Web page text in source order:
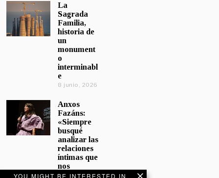
YOU MIGHT BE INTERESTED IN
La
Sagrada
Familia,
historia de
un
monument
o
interminabl
e
8 junio, 2026
Anxos
Fazáns:
«Siempre
busqué
analizar las
relaciones
íntimas que
nos
afectan»